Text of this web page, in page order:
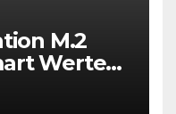
M.2
Werte